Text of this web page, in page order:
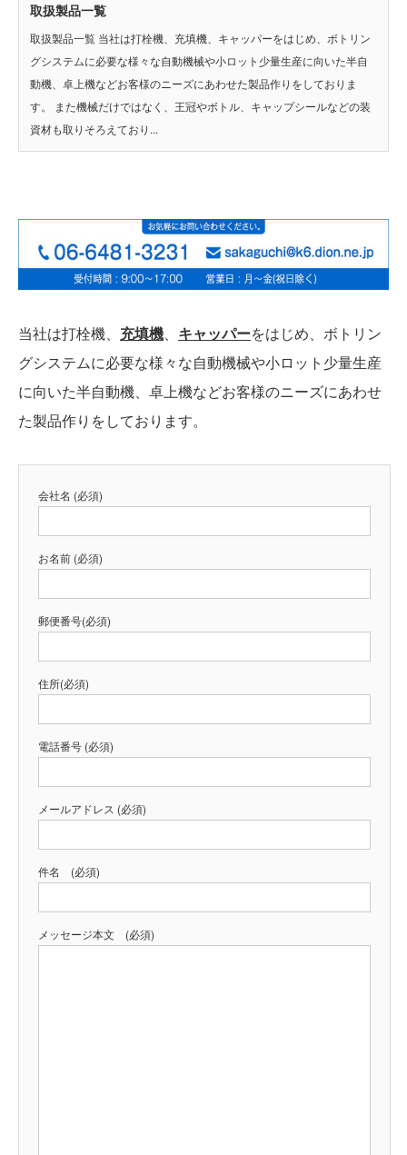
取扱製品一覧
取扱製品一覧 当社は打栓機、充填機、キャッパーをはじめ、ボトリン
グシステムに必要な様々な自動機械や小ロット少量生産に向いた半自
動機、卓上機などお客様のニーズにあわせた製品作りをしておりま
す。 また機械だけではなく、王冠やボトル、キャップシールなどの装
資材も取りそろえており...
当社は打栓機、 充填機 キャッパーをはじめ、ボトリン
グシステムに必要な様々な自動機械や小ロット少量生産
に向いた半自動機、卓上機などお客様のニーズにあわせ
た製品作りをしております。
会社名 (必須)
お名前 (必須)
郵便番号(必須)
住所(必須)
電話番号 (必須)
メールアドレス (必須)
件名 (必須)
メッセージ本文 (必須)